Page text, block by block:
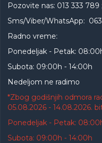
Pozovite nas: 013 333 789
Sms/Viber/WhatsApp:
Radno vreme:
Ponedeljak - Petak:
Subota: 09:00h - 14:00h
Nedeljom ne radimo
*Zbog godišnjih odmora
05.08.2026 - 14.08.2026.
Ponedeljak - Petak:
Subota: 09:00h - 14:00h